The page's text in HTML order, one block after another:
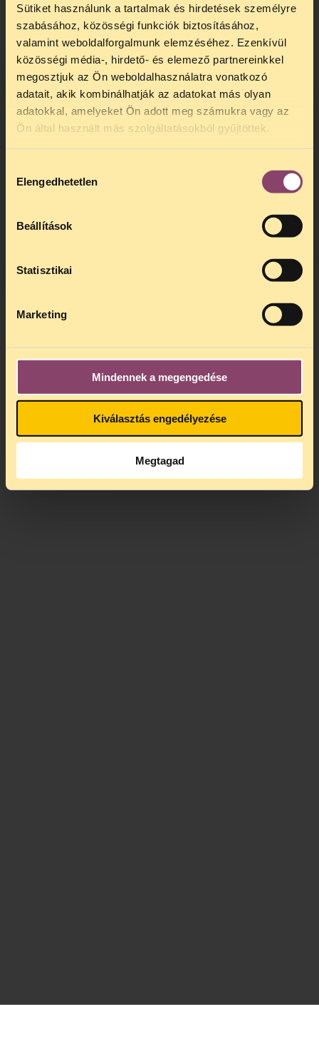
Sütiket használunk a tartalmak és hirdetések személyre
szabásához, közösségi funkciók biztosításához,
valamint weboldalforgalmunk elemzéséhez. Ezenkívül
közösségi média-, hirdető- és elemező partnereinkkel
megosztjuk az Ön weboldalhasználatra vonatkozó
adatait, akik kombinálhatják az adatokat más olyan
adatokkal, amelyeket Ön adott meg számukra vagy az
Ön által használt más szolgáltatásokból gyűjtöttek.
kiválasztása
Elengedhetetlen
Beállítások
Statisztikai
Marketing
Mindennek a megengedése
Kiválasztás engedélyezése
Megtagad
TELEFONOS JOGSEGÉLY
SZÜNET!
hogytelefonos jogsegélyünk július 27 és
kedden, 13 és 15 óra között lesz
alatt is elér minket.